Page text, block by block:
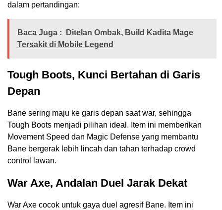
dalam pertandingan:
Baca Juga :
Ditelan Ombak, Build Kadita Mage
Tersakit di Mobile Legend
Tough Boots, Kunci Bertahan di Garis
Depan
Bane sering maju ke garis depan saat war, sehingga
Tough Boots menjadi pilihan ideal. Item ini memberikan
Movement Speed dan Magic Defense yang membantu
Bane bergerak lebih lincah dan tahan terhadap crowd
control lawan.
War Axe, Andalan Duel Jarak Dekat
War Axe cocok untuk gaya duel agresif Bane. Item ini